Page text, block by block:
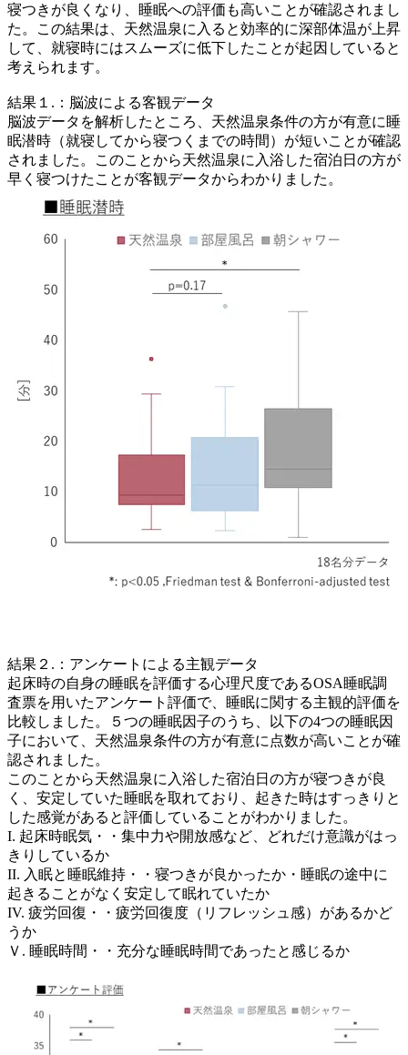
寝つきが良くなり、睡眠への評価も高いことが確認されまし
た。この結果は、天然温泉に入ると効率的に深部体温が上昇
して、就寝時にはスムーズに低下したことが起因していると
考えられます。
結果１.：脳波による客観データ
脳波データを解析したところ、天然温泉条件の方が有意に睡
眠潜時（就寝してから寝つくまでの時間）が短いことが確認
されました。このことから天然温泉に入浴した宿泊日の方が
早く寝つけたことが客観データからわかりました。
結果２.：アンケートによる主観データ
起床時の自身の睡眠を評価する心理尺度であるOSA睡眠調
査票を用いたアンケート評価で、睡眠に関する主観的評価を
比較しました。５つの睡眠因子のうち、以下の4つの睡眠因
子において、天然温泉条件の方が有意に点数が高いことが確
認されました。
このことから天然温泉に入浴した宿泊日の方が寝つきが良
く、安定していた睡眠を取れており、起きた時はすっきりと
した感覚があると評価していることがわかりました。
I. 起床時眠気・・集中力や開放感など、どれだけ意識がはっ
きりしているか
II. 入眠と睡眠維持・・寝つきが良かったか・睡眠の途中に
起きることがなく安定して眠れていたか
IV. 疲労回復・・疲労回復度（リフレッシュ感）があるかど
うか
Ｖ. 睡眠時間・・充分な睡眠時間であったと感じるか